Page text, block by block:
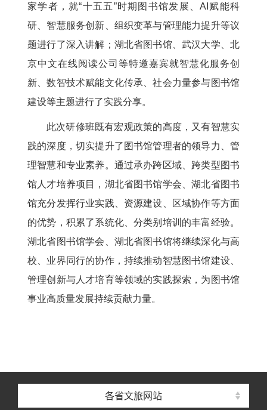
家学者，就“十五五”时期图书馆发展、AI赋能科
研、智慧服务创新、组织变革与管理能力提升等议
题进行了深入讲解；湖北省图书馆、武汉大学、北
京中文在线阅读公司等特邀嘉宾就智慧化服务创
新、数智技术赋能文化传承、社会力量参与图书馆
建设等主题进行了实践分享。
此次研修班既有宏观政策的高度，又有智慧实
践的深度，切实提升了图书馆管理者的领导力、管
理智慧和专业素养。通过承办跨区域、跨类型图书
馆人才培养项目，湖北省图书馆学会、湖北省图书
馆充分发挥行业实践、资源建设、区域协作等方面
的优势，积累了系统化、分类别培训的丰富经验。
湖北省图书馆学会、湖北省图书馆将继续深化与高
校、业界同行的协作，持续推动智慧图书馆建设、
管理创新与人才培育等领域的实践探索，为图书馆
事业高质量发展持续贡献力量。
各省文旅网站